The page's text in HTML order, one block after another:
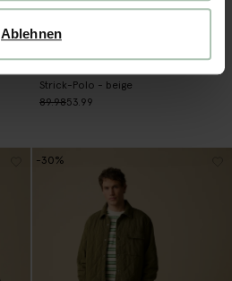
Ablehnen
Strick-Polo - beige
89.9853.99
-30%